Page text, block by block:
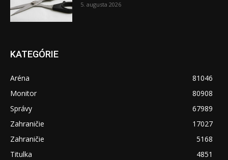
5. augusta 2026
KATEGÓRIE
Aréna
81046
Monitor
80908
Správy
67989
Zahraničie
17027
Zahraničie
5168
Titulka
4851